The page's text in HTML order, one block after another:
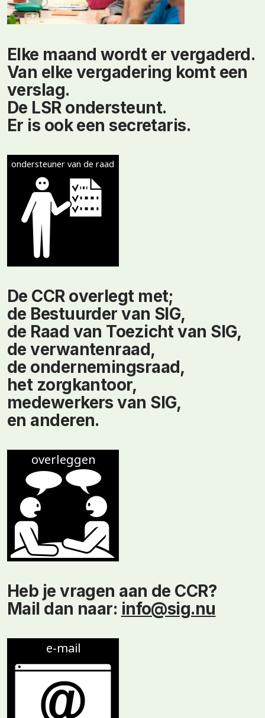
Elke maand wordt er vergaderd.
Van elke vergadering komt een
verslag.
De LSR ondersteunt.
Er is ook een secretaris.
De CCR overlegt met;
de Bestuurder van SIG,
de Raad van Toezicht van SIG,
de verwantenraad,
de ondernemingsraad,
het zorgkantoor,
medewerkers van SIG,
en anderen.
Heb je vragen aan de CCR?
Mail dan naar: info@sig.nu